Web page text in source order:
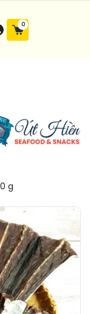
0
0 mặt
hàng
g